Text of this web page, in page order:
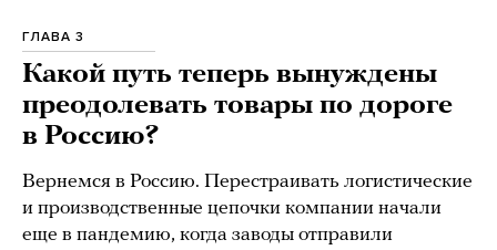
ГЛАВА 3
Какой путь теперь вынуждены
преодолевать товары по дороге
в Россию?
Вернемся в Россию. Перестраивать логистические
и производственные цепочки компании начали
еще в пандемию, когда заводы отправили